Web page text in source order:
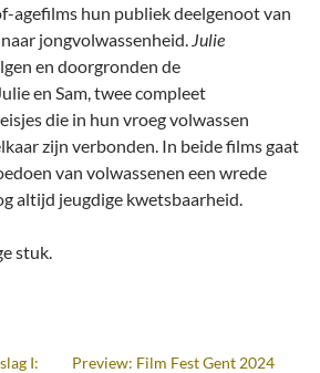
agefilms hun publiek deelgenoot van
jongvolwassenheid. Julie
en doorgronden de
en Sam, twee compleet
die in hun vroeg volwassen
zijn verbonden. In beide films gaat
van volwassenen een wrede
altijd jeugdige kwetsbaarheid.
stuk.
I:
Preview: Film Fest Gent 2024